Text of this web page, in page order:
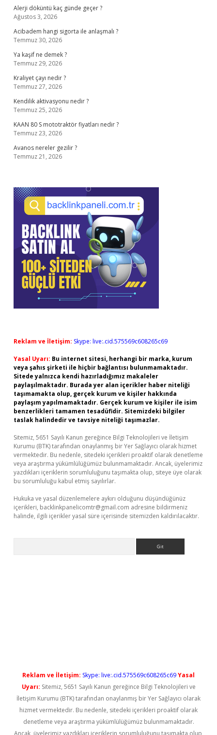
Alerji döküntü kaç günde geçer ?
Ağustos 3, 2026
Acibadem hangi sigorta ile anlaşmalı ?
Temmuz 30, 2026
Ya kaşif ne demek ?
Temmuz 29, 2026
Kraliyet çayı nedir ?
Temmuz 27, 2026
Kendilik aktivasyonu nedir ?
Temmuz 25, 2026
KAAN 80 S mototraktör fiyatları nedir ?
Temmuz 23, 2026
Avanos nereler gezilir ?
Temmuz 21, 2026
Reklam ve İletişim: Skype: live:.cid.575569c608265c69
Yasal Uyarı: Bu internet sitesi, herhangi bir marka, kurum
veya şahıs şirketi ile hiçbir bağlantısı bulunmamaktadır.
Sitede yalnızca kendi hazırladığımız makaleler
paylaşılmaktadır. Burada yer alan içerikler haber niteliği
taşımamakta olup, gerçek kurum ve kişiler hakkında
paylaşım yapılmamaktadır. Gerçek kurum ve kişiler ile isim
benzerlikleri tamamen tesadüfidir. Sitemizdeki bilgiler
taslak halindedir ve tavsiye niteliği taşımazlar.
Sitemiz, 5651 Sayılı Kanun gereğince Bilgi Teknolojileri ve İletişim
Kurumu (BTK) tarafından onaylanmış bir Yer Sağlayıcı olarak hizmet
vermektedir. Bu nedenle, sitedeki içerikleri proaktif olarak denetleme
veya araştırma yükümlülüğümüz bulunmamaktadır. Ancak, üyelerimiz
yazdıkları içeriklerin sorumluluğunu taşımakta olup, siteye üye olarak
bu sorumluluğu kabul etmiş sayılırlar.
Hukuka ve yasal düzenlemelere aykırı olduğunu düşündüğünüz
içerikleri, backlinkpanelicomtr@gmail.com adresine bildirmeniz
halinde, ilgili içerikler yasal süre içerisinde sitemizden kaldırılacaktır.
Reklam ve İletişim: Skype: live:.cid.575569c608265c69Yasal
Uyarı: Sitemiz, 5651 Sayılı Kanun gereğince Bilgi Teknolojileri ve
İletişim Kurumu (BTK) tarafından onaylanmış bir Yer Sağlayıcı olarak
hizmet vermektedir. Bu nedenle, sitedeki içerikleri proaktif olarak
denetleme veya araştırma yükümlülüğümüz bulunmamaktadır.
Ancak, üyelerimiz yazdıkları içeriklerin sorumluluğunu taşımakta olup,